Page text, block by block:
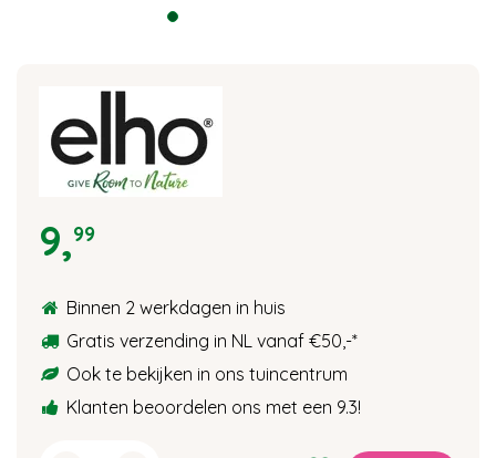
9,99
Binnen 2 werkdagen in huis
Gratis verzending in NL vanaf €50,-*
Ook te bekijken in ons tuincentrum
Klanten beoordelen ons met een 9.3!